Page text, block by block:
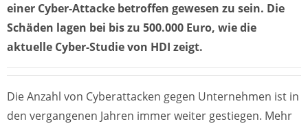
einer Cyber-Attacke betroffen gewesen zu sein. Die
Schäden lagen bei bis zu 500.000 Euro, wie die
aktuelle Cyber-Studie von HDI zeigt.
Die Anzahl von Cyberattacken gegen Unternehmen ist in
den vergangenen Jahren immer weiter gestiegen. Mehr